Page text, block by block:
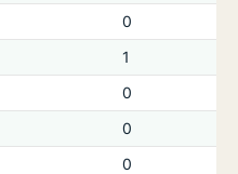
0
1
0
0
0